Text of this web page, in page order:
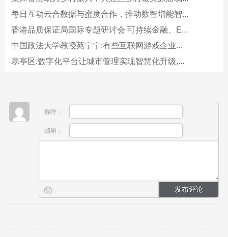
每日互动云合数据与蜜度合作，推动数智增能智...
香港品质保证局国际专题研讨会 可持续金融、E...
中国政法大学教授苑宁宁:有些互联网游戏企业...
寒亭区:数字化平台让城市管理实现智慧化升级,...
称呼：
邮箱：